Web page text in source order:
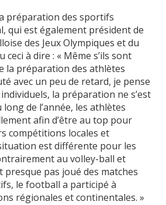
préparation des sportifs
qui est également président de
des Jeux Olympiques et du
ceci à dire : « Même s’ils sont
la préparation des athlètes
avec un peu de retard, je pense
la préparation ne s’est
de l’année, les athlètes
afin d’être au top pour
compétitions locales et
est différente pour les
au volley-ball et
presque pas joué des matches
le football a participé à
régionales et continentales. »